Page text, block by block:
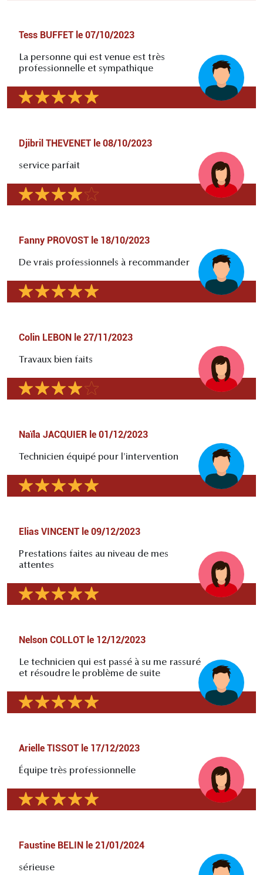
Tess BUFFET le 07/10/2023
La personne qui est venue est très
professionnelle et sympathique
Djibril THEVENET le 08/10/2023
service parfait
Fanny PROVOST le 18/10/2023
De vrais professionnels à recommander
Colin LEBON le 27/11/2023
Travaux bien faits
Naïla JACQUIER le 01/12/2023
Technicien équipé pour l'intervention
Elias VINCENT le 09/12/2023
Prestations faites au niveau de mes
attentes
Nelson COLLOT le 12/12/2023
Le technicien qui est passé à su me rassuré
et résoudre le problème de suite
Arielle TISSOT le 17/12/2023
Équipe très professionnelle
Faustine BELIN le 21/01/2024
sérieuse